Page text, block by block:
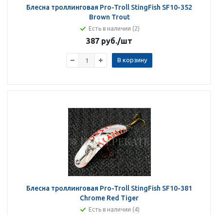
Блесна троллинговая Pro-Troll StingFish SF10-352
Brown Trout
Есть в наличии (2)
387 руб./шт
В корзину
Блесна троллинговая Pro-Troll StingFish SF10-381
Chrome Red Tiger
Есть в наличии (4)